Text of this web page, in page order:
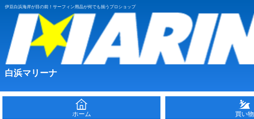
伊豆白浜海岸が目の前！サーフィン用品が何でも揃うプロショップ
白浜マリーナ
ホーム 買い物